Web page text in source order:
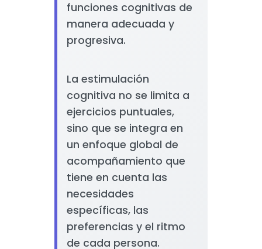
funciones cognitivas de
manera adecuada y
progresiva.
La estimulación
cognitiva no se limita a
ejercicios puntuales,
sino que se integra en
un enfoque global de
acompañamiento que
tiene en cuenta las
necesidades
específicas, las
preferencias y el ritmo
de cada persona.